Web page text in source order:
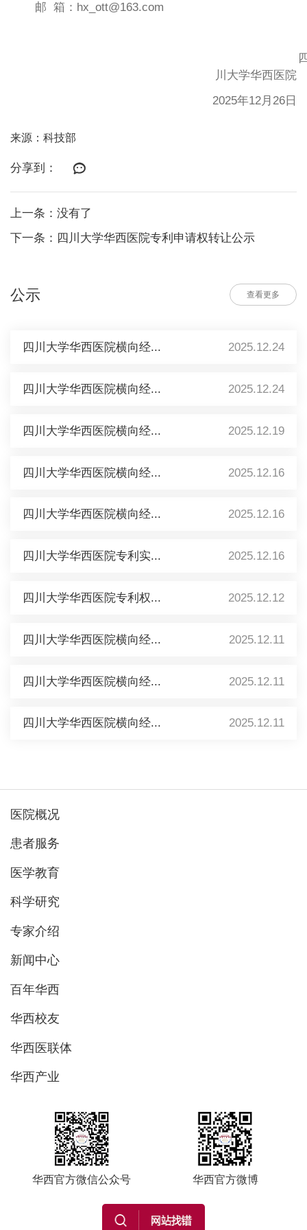
邮 箱： hx_ott@163.com
川大学华西医院
2025年12月26日
来源：科技部
分享到：
上一条：没有了
下一条：四川大学华西医院专利申请权转让公示
公示 查看更多
四川大学华西医院横向经... 2025.12.24
四川大学华西医院横向经... 2025.12.24
四川大学华西医院横向经... 2025.12.19
四川大学华西医院横向经... 2025.12.16
四川大学华西医院横向经... 2025.12.16
四川大学华西医院专利实... 2025.12.16
四川大学华西医院专利权... 2025.12.12
四川大学华西医院横向经... 2025.12.11
四川大学华西医院横向经... 2025.12.11
四川大学华西医院横向经... 2025.12.11
医院概况
患者服务
医学教育
科学研究
专家介绍
新闻中心
百年华西
华西校友
华西医联体
华西产业
华西官方微信公众号 华西官方微博